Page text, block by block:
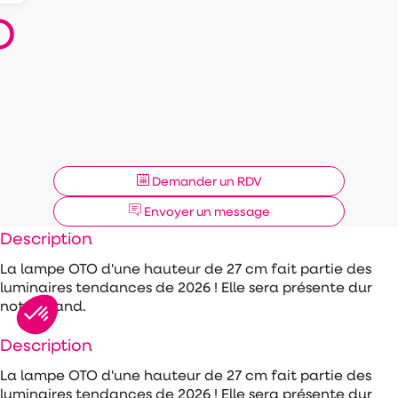
Demander un RDV
Envoyer un message
Description
La lampe OTO d'une hauteur de 27 cm fait partie des
luminaires tendances de 2026 ! Elle sera présente dur
notre stand.
Description
La lampe OTO d'une hauteur de 27 cm fait partie des
luminaires tendances de 2026 ! Elle sera présente dur